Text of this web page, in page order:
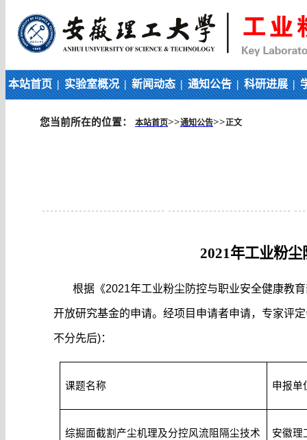
本站首页|实验室概况|新闻动态|通知公告|科研进展|
您当前所在的位置： 本站首页>>通知公告>>正文
2021年工业粉
根据《2021年工业粉尘防控与职业安全健康教
开放研究基金的申请。经项目申请者申请，专家评
不分先后)：
课题名称 申报单
综掘面截割产尘机理及分控风流阻隔尘技术 安徽理